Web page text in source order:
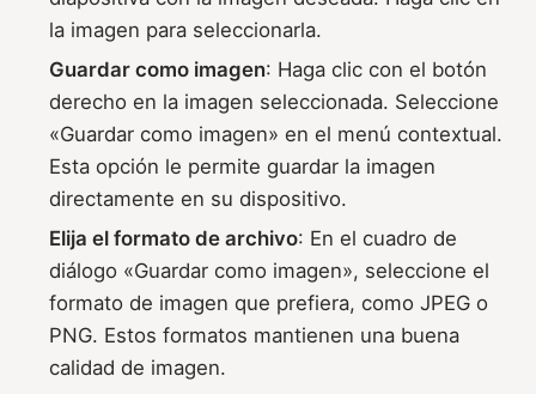
la imagen para seleccionarla.
Guardar como imagen: Haga clic con el botón
derecho en la imagen seleccionada. Seleccione
«Guardar como imagen» en el menú contextual.
Esta opción le permite guardar la imagen
directamente en su dispositivo.
Elija el formato de archivo: En el cuadro de
diálogo «Guardar como imagen», seleccione el
formato de imagen que prefiera, como JPEG o
PNG. Estos formatos mantienen una buena
calidad de imagen.